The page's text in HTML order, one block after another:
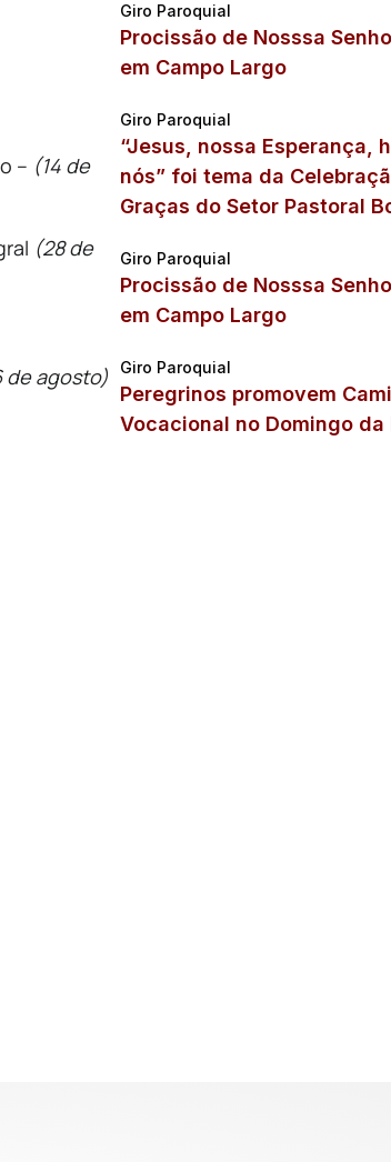
– (14 de
(28 de
de agosto)
Giro Paroquial
Procissão de Nosssa
em Campo Largo
Giro Paroquial
“Jesus, nossa Esperança,
nós” foi tema da
Graças do Setor Pastoral
Giro Paroquial
Procissão de Nosssa
em Campo Largo
Giro Paroquial
Peregrinos promovem
Vocacional no Domingo